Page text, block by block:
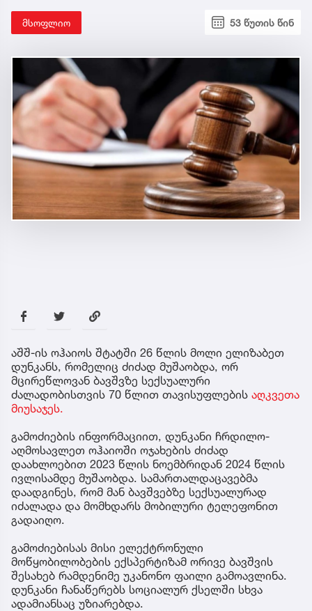
მსოფლიო 53 წუთის წინ
აშშ-ის ოჰაიოს შტატში 26 წლის მოლი ელიზაბეთ
დუნკანს, რომელიც ძიძად მუშაობდა, ორ
მცირეწლოვან ბავშვზე სექსუალური
ძალადობისთვის 70 წლით თავისუფლების აღკვეთა
მიუსაჯეს.
გამოძიების ინფორმაციით, დუნკანი ჩრდილო-
აღმოსავლეთ ოჰაიოში ოჯახების ძიძად
დაახლოებით 2023 წლის ნოემბრიდან 2024 წლის
ივლისამდე მუშაობდა. სამართალდაცავებმა
დაადგინეს, რომ მან ბავშვებზე სექსუალურად
იძალადა და მომხდარს მობილური ტელეფონით
გადაიღო.
გამოძიებისას მისი ელექტრონული
მოწყობილობების ექსპერტიზამ ორივე ბავშვის
შესახებ რამდენიმე უკანონო ფაილი გამოავლინა.
დუნკანი ჩანაწერებს სოციალურ ქსელში სხვა
ადამიანსაც უზიარებდა.